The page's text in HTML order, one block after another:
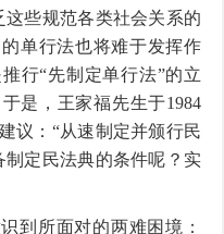
这些规范各类社会关系的
单行法也将难于发挥作
行“先制定单行法”的立
是，王家福先生于1984
议：“从速制定并颁行民
制定民法典的条件呢？实
到所面对的两难困境：